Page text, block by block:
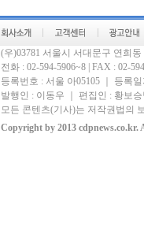
(우)03781 서울시 서대문구 연희
전화 : 02-594-5906~8 | FAX : 02-
등록번호 : 서울 아05105 ｜ 등록
발행인 : 이동우 ｜ 편집인 : 황보
모든 콘텐츠(기사)는 저작권법의
Copyright by 2013 cdpnews.co.kr.